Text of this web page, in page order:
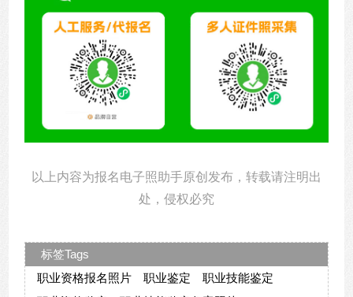
以上内容为报名电子照助手原创发布，转载请注明出
处，侵权必究
标签Tags
职业资格报名照片
职业鉴定
职业技能鉴定